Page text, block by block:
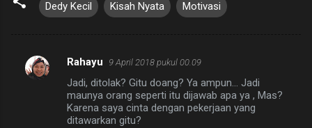
Dedy Kecil Kisah Nyata Motivasi
K
Rahayu 9 April 2018 pukul 00.09
Jadi, ditolak? Gitu doang? Ya ampun... Jadi
maunya orang seperti itu dijawab apa ya , Mas?
Karena saya cinta dengan pekerjaan yang
ditawarkan gitu?